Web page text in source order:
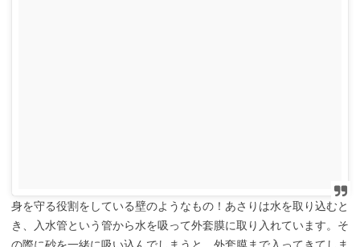
身を守る役割をしている壁のようなもの！あさりは水を取り込むと
き、入水管という管から水を吸って外套膜に取り入れています。そ
の際に砂を一緒に吸い込んでしまうと、外套膜まで入ってきてしま